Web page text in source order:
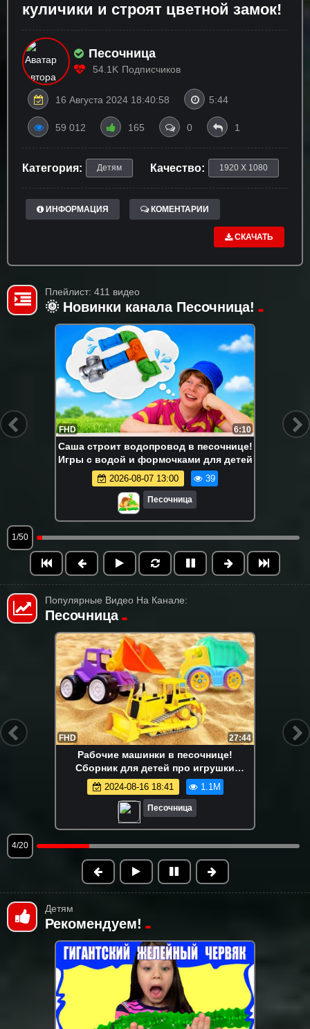
куличики и строят цветной замок!
Песочница
54.1K Подписчиков
16 Августа 2024 18:40:58 5:44
59 012 165 0 1
Категория: Детям Качество: 1920 X 1080
ИНФОРМАЦИЯ КОМЕНТАРИИ
СКАЧАТЬ
Плейлист: 411 видео
🌞 Новинки канала Песочница!
FHD 6:10
Саша строит водопровод в песочнице!
Игры с водой и формочками для детей
2026-08-07 13:00 39
Песочница
1/50
Популярные Видео На Канале:
Песочница
FHD 13:58
Маша Капуки Кануки и игрушки в
песочнице — Развивающее видео для
самых маленьких
2024-08-16 18:41 1.1M
Песочница
5/20
Детям
Рекомендуем!